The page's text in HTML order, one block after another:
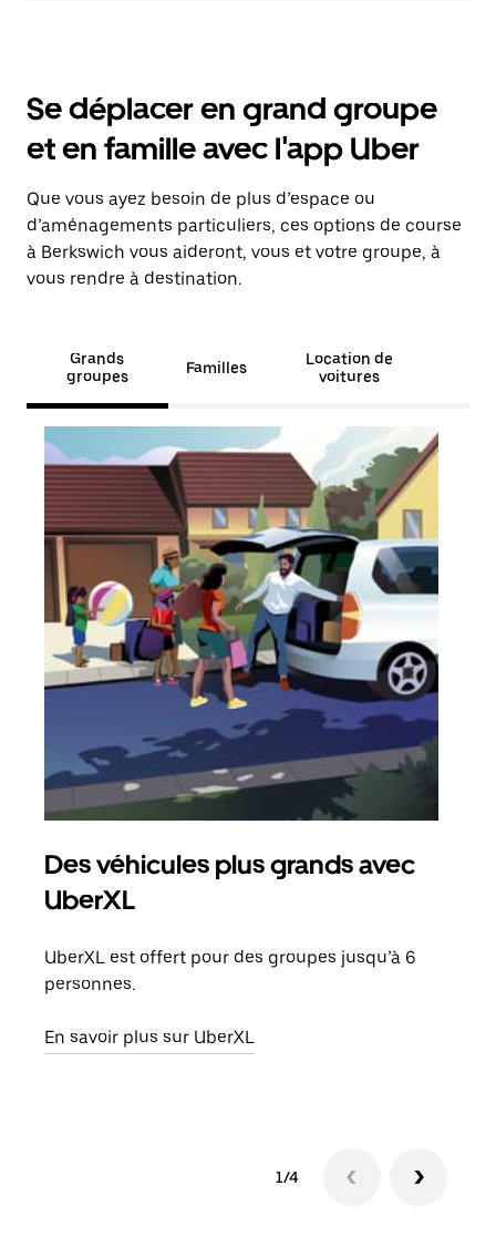
Se déplacer en grand groupe
et en famille avec l'app Uber
Que vous ayez besoin de plus d’espace ou
d’aménagements particuliers, ces options de course
à Berkswich vous aideront, vous et votre groupe, à
vous rendre à destination.
Grands
groupes
Familles
Location de
voitures
Des véhicules plus grands avec
UberXL
UberXL est offert pour des groupes jusqu’à 6
personnes.
En savoir plus sur UberXL
1/4